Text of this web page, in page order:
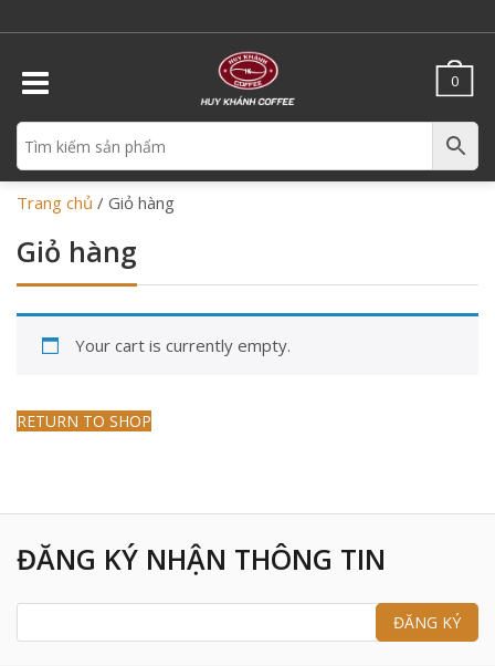
0
Trang chủ / Giỏ hàng
Giỏ hàng
Your cart is currently empty.
RETURN TO SHOP
ĐĂNG KÝ NHẬN THÔNG TIN